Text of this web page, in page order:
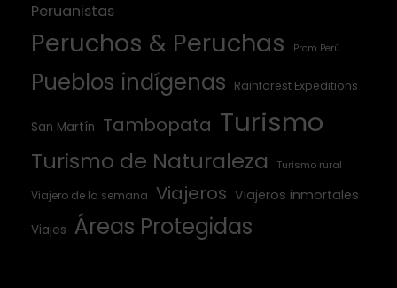
Peruanistas
Peruchos & Peruchas Prom Perú
Pueblos indígenas Rainforest Expeditions
San Martín Tambopata Turismo
Turismo de Naturaleza Turismo rural
Viajero de la semana Viajeros Viajeros inmortales
Viajes Áreas Protegidas